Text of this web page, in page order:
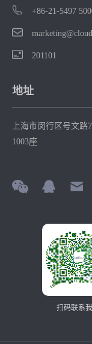
+86-21-5497
201101
地址
上海市闵行区号文
1003座
扫码联系我